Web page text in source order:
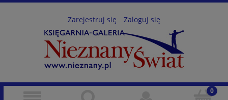
Zarejestruj się Zaloguj się